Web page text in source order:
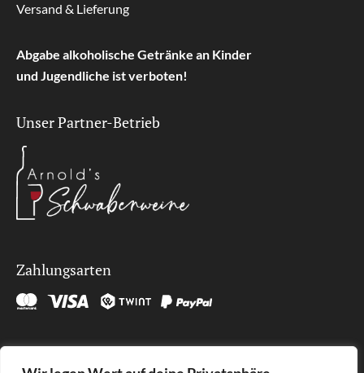
Versand & Lieferung
Abgabe alkoholische Getränke an Kinder
und Jugendliche ist verboten!
Unser Partner-Betrieb
Zahlungsarten